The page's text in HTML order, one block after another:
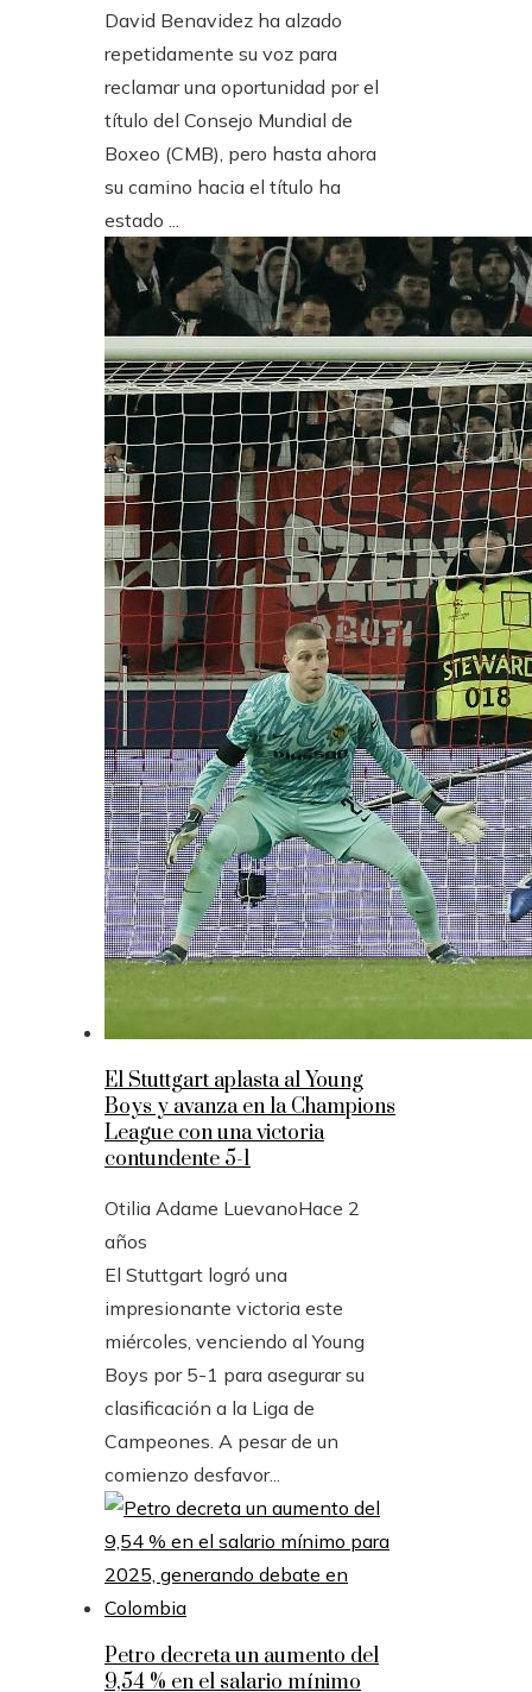
David Benavidez ha alzado
repetidamente su voz para
reclamar una oportunidad por el
título del Consejo Mundial de
Boxeo (CMB), pero hasta ahora
su camino hacia el título ha
estado ...
El Stuttgart aplasta al Young
Boys y avanza en la Champions
League con una victoria
contundente 5-1
Otilia Adame LuevanoHace 2
años
El Stuttgart logró una
impresionante victoria este
miércoles, venciendo al Young
Boys por 5-1 para asegurar su
clasificación a la Liga de
Campeones. A pesar de un
comienzo desfavor...
Petro decreta un aumento del
9,54 % en el salario mínimo